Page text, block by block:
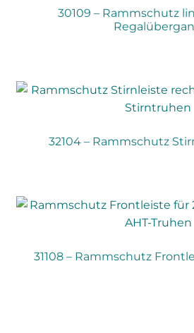
30109 – Rammschutz
32104 – Rammschutz
31108 – Rammschutz